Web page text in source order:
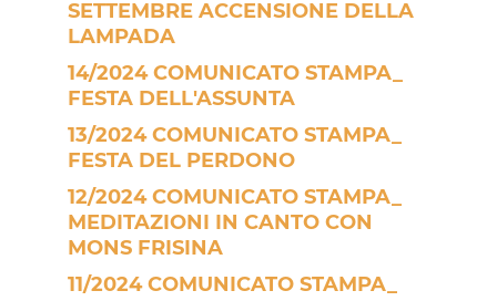
SETTEMBRE ACCENSIONE DELLA
LAMPADA
14/2024 COMUNICATO STAMPA_
FESTA DELL'ASSUNTA
13/2024 COMUNICATO STAMPA_
FESTA DEL PERDONO
12/2024 COMUNICATO STAMPA_
MEDITAZIONI IN CANTO CON
MONS FRISINA
11/2024 COMUNICATO STAMPA_